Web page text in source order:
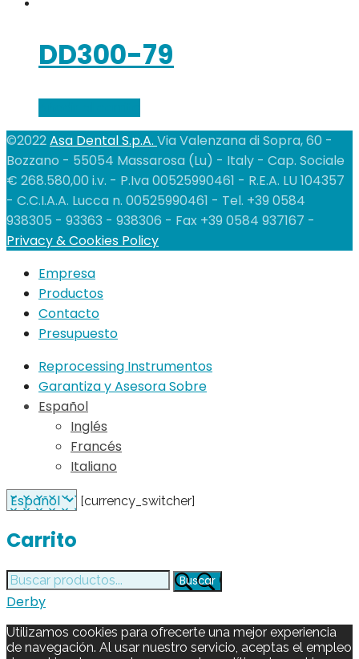
DD300-79
©2022Asa Dental S.p.A. Via Valenzana di Sopra, 60 -
Bozzano - 55054 Massarosa (Lu) - Italy - Cap. Sociale
€ 268.580,00 i.v. - P.Iva 00525990461 - R.E.A. LU 104357
- C.C.I.A.A. Lucca n. 00525990461 - Tel. +39 0584
938305 - 93363 - 938306 - Fax +39 0584 937167 -
Privacy & Cookies Policy
Empresa
Productos
Contacto
Presupuesto
Reprocessing Instrumentos
Garantiza y Asesora Sobre
Español
Inglés
Francés
Italiano
[currency_switcher]
Carrito
Buscar
por:
Buscar
Derby
Utilizamos cookies para ofrecerte una mejor experiencia
de navegación. Al usar nuestro servicio, aceptas el empleo